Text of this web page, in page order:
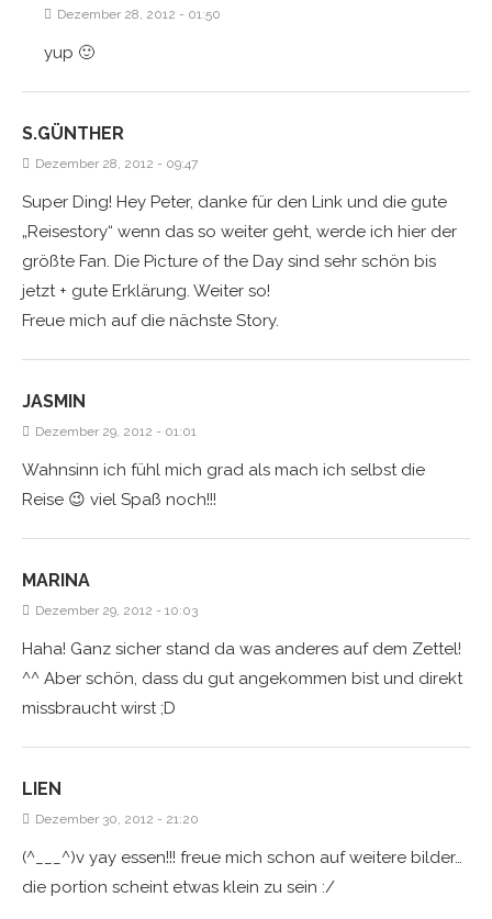
Dezember 28, 2012 - 01:50
yup 🙂
S.GÜNTHER
Dezember 28, 2012 - 09:47
Super Ding! Hey Peter, danke für den Link und die gute
„Reisestory“ wenn das so weiter geht, werde ich hier der
größte Fan. Die Picture of the Day sind sehr schön bis
jetzt + gute Erklärung. Weiter so!
Freue mich auf die nächste Story.
JASMIN
Dezember 29, 2012 - 01:01
Wahnsinn ich fühl mich grad als mach ich selbst die
Reise 😉 viel Spaß noch!!!
MARINA
Dezember 29, 2012 - 10:03
Haha! Ganz sicher stand da was anderes auf dem Zettel!
^^ Aber schön, dass du gut angekommen bist und direkt
missbraucht wirst ;D
LIEN
Dezember 30, 2012 - 21:20
(^___^)v yay essen!!! freue mich schon auf weitere bilder…
die portion scheint etwas klein zu sein :/